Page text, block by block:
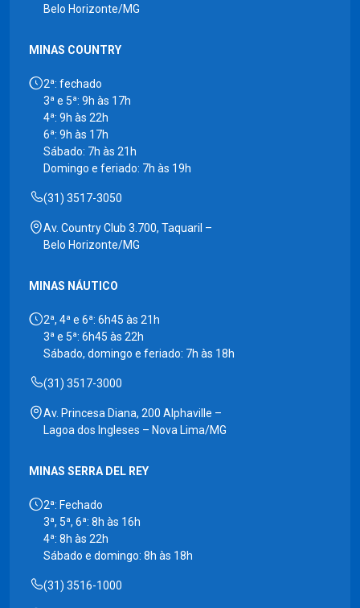
Belo Horizonte/MG
MINAS COUNTRY
2ª: fechado
3ª e 5ª: 9h às 17h
4ª: 9h às 22h
6ª: 9h às 17h
Sábado: 7h às 21h
Domingo e feriado: 7h às 19h
(31) 3517-3050
Av. Country Club 3.700, Taquaril –
Belo Horizonte/MG
MINAS NÁUTICO
2ª, 4ª e 6ª: 6h45 às 21h
3ª e 5ª: 6h45 às 22h
Sábado, domingo e feriado: 7h às 18h
(31) 3517-3000
Av. Princesa Diana, 200 Alphaville –
Lagoa dos Ingleses – Nova Lima/MG
MINAS SERRA DEL REY
2ª: Fechado
3ª, 5ª, 6ª: 8h às 16h
4ª: 8h às 22h
Sábado e domingo: 8h às 18h
(31) 3516-1000